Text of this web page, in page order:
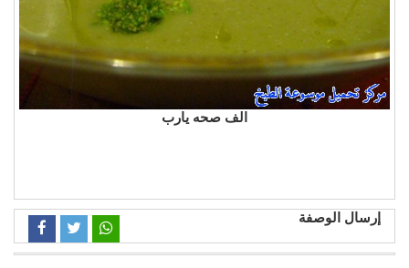
الف صحه يارب
إرسال الوصفة